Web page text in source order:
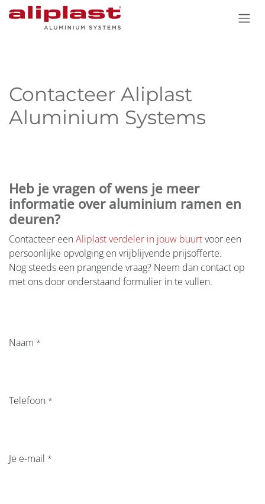
Overslaan naar inhoud
Contacteer Aliplast
Aluminium Systems
Heb je vragen of wens je meer
informatie over aluminium ramen en
deuren?
Contacteer eenAliplast verdeler in jouw buurtvoor een
persoonlijke opvolging en vrijblijvende prijsofferte.
Nog steeds een prangende vraag? Neem dan contact op
met ons door onderstaand formulier in te vullen.
Naam *
Telefoon *
Je e-mail *